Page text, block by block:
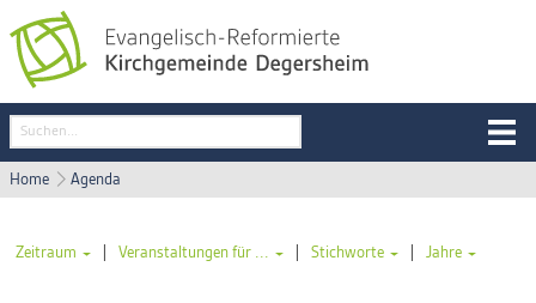
Home Agenda
Zeitraum Veranstaltungen für ... Stichworte Jahre